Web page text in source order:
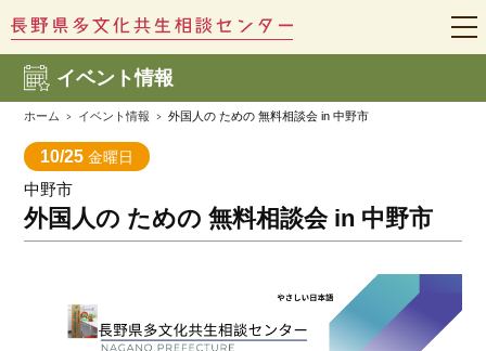
t
l
イベント情報
ホーム イベント情報 外国人の ための 無料相談会 in 中野市
10/25 金曜日
中野市
外国人の ための 無料相談会 in 中野市